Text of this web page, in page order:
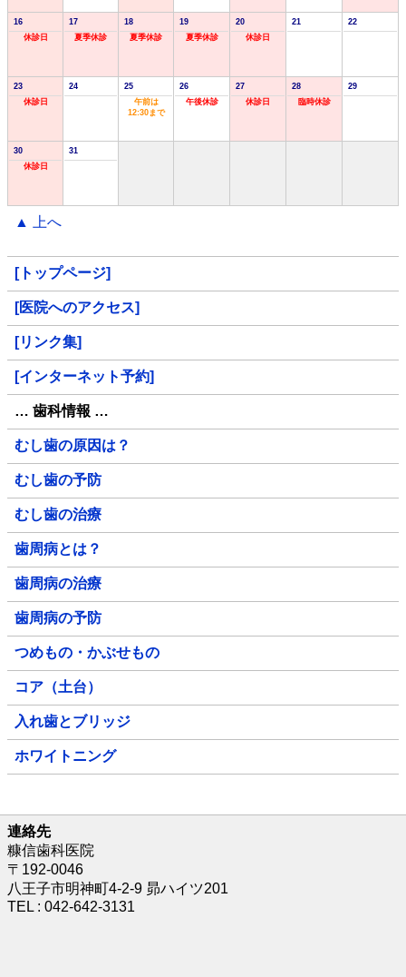
16
休診日
17
夏季休診
18
夏季休診
19
夏季休診
20
休診日
21 22
23
休診日
24
25
午前は
12:30まで
26
午後休診
27
休診日
28
臨時休診
29
30
休診日
31
▲ 上へ
[トップページ]
[医院へのアクセス]
[リンク集]
[インターネット予約]
… 歯科情報 …
むし歯の原因は？
むし歯の予防
むし歯の治療
歯周病とは？
歯周病の治療
歯周病の予防
つめもの・かぶせもの
コア（土台）
入れ歯とブリッジ
ホワイトニング
連絡先
糠信歯科医院
〒192-0046
八王子市明神町4-2-9 昴ハイツ201
TEL : 042-642-3131